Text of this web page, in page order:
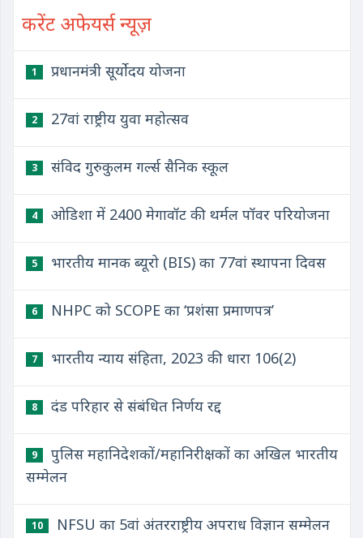
करेंट अफेयर्स न्यूज़
1 प्रधानमंत्री सूर्योदय योजना
2 27वां राष्ट्रीय युवा महोत्सव
3 संविद गुरुकुलम गर्ल्स सैनिक स्कूल
4 ओडिशा में 2400 मेगावॉट की थर्मल पॉवर परियोजना
5 भारतीय मानक ब्यूरो (BIS) का 77वां स्थापना दिवस
6 NHPC को SCOPE का ‘प्रशंसा प्रमाणपत्र’
7 भारतीय न्याय संहिता, 2023 की धारा 106(2)
8 दंड परिहार से संबंधित निर्णय रद्द
9
पुलिस महानिदेशकों/महानिरीक्षकों का अखिल भारतीय
सम्मेलन
10 NFSU का 5वां अंतरराष्ट्रीय अपराध विज्ञान सम्मेलन